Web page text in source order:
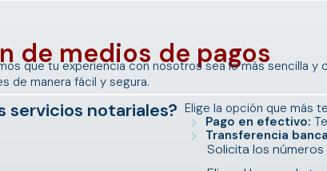
de medios de pagos
que tu experiencia con nosotros sea lo más sencilla
de manera fácil y segura.
servicios notariales? Elige la opción que más
Pago en efectivo:
Transferencia
Solicita los